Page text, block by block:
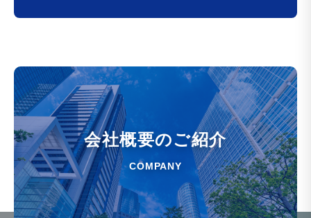
会社概要のご紹介
COMPANY